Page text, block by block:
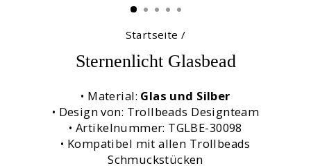
Startseite /
Sternenlicht Glasbead
• Material: Glas und Silber
• Design von: Trollbeads Designteam
• Artikelnummer: TGLBE-30098
• Kompatibel mit allen Trollbeads
Schmuckstücken